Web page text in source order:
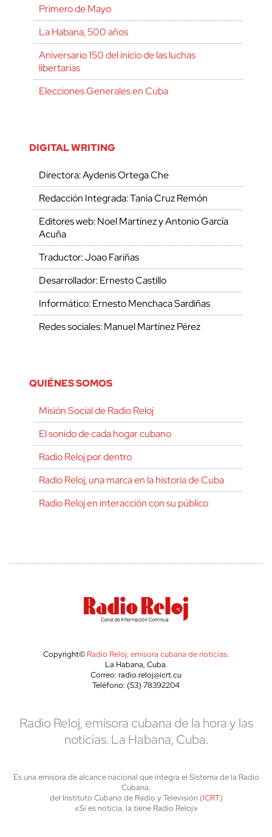
Primero de Mayo
La Habana, 500 años
Aniversario 150 del inicio de las luchas
libertarias
Elecciones Generales en Cuba
DIGITAL WRITING
Directora: Aydenis Ortega Che
Redacción Integrada: Tania Cruz Remón
Editores web: Noel Martínez y Antonio García
Acuña
Traductor: Joao Fariñas
Desarrollador: Ernesto Castillo
Informático: Ernesto Menchaca Sardiñas
Redes sociales: Manuel Martínez Pérez
QUIÉNES SOMOS
Misión Social de Radio Reloj
El sonido de cada hogar cubano
Radio Reloj por dentro
Radio Reloj, una marca en la historia de Cuba
Radio Reloj en interacción con su público
Copyright© Radio Reloj, emisora cubana de noticias.
La Habana, Cuba.
Correo: radio.reloj@icrt.cu
Teléfono: (53) 78392204
Radio Reloj, emisora cubana de la hora y las
noticias. La Habana, Cuba.
Es una emisora de alcance nacional que integra el Sistema de la Radio
Cubana,
del Instituto Cubano de Radio y Televisión (ICRT)
«Si es noticia, la tiene Radio Reloj»